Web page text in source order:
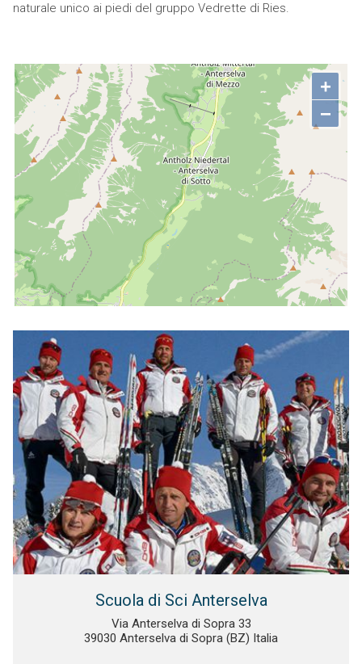
naturale unico ai piedi del gruppo Vedrette di Ries.
+
−
Scuola di Sci Anterselva
Via Anterselva di Sopra 33
39030 Anterselva di Sopra (BZ) Italia